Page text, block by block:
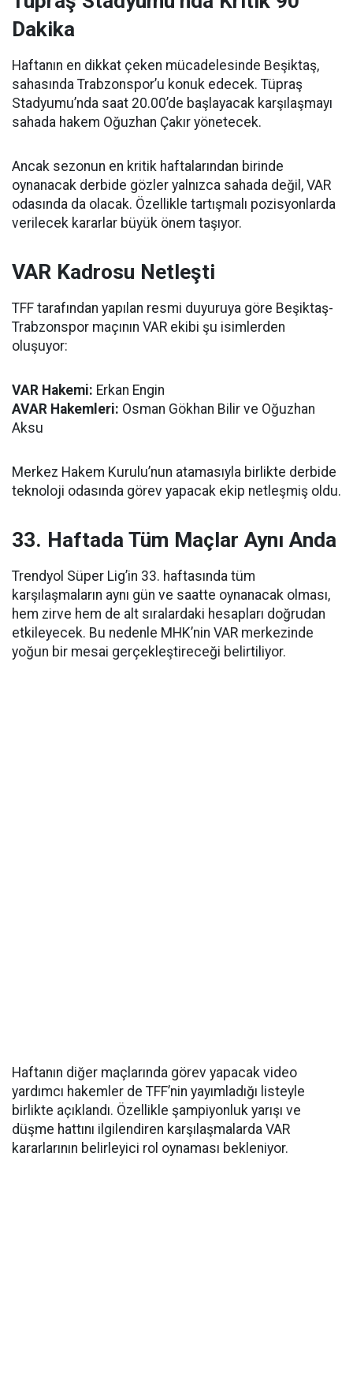
Dakika
Haftanın en dikkat çeken mücadelesinde Beşiktaş,
sahasında Trabzonspor’u konuk edecek. Tüpraş
Stadyumu’nda saat 20.00’de başlayacak karşılaşmayı
sahada hakem Oğuzhan Çakır yönetecek.
Ancak sezonun en kritik haftalarından birinde
oynanacak derbide gözler yalnızca sahada değil, VAR
odasında da olacak. Özellikle tartışmalı pozisyonlarda
verilecek kararlar büyük önem taşıyor.
VAR Kadrosu Netleşti
TFF tarafından yapılan resmi duyuruya göre Beşiktaş-
Trabzonspor maçının VAR ekibi şu isimlerden
oluşuyor:
VAR Hakemi: Erkan Engin
AVAR Hakemleri: Osman Gökhan Bilir ve Oğuzhan
Aksu
Merkez Hakem Kurulu’nun atamasıyla birlikte derbide
teknoloji odasında görev yapacak ekip netleşmiş oldu.
33. Haftada Tüm Maçlar Aynı Anda
Trendyol Süper Lig’in 33. haftasında tüm
karşılaşmaların aynı gün ve saatte oynanacak olması,
hem zirve hem de alt sıralardaki hesapları doğrudan
etkileyecek. Bu nedenle MHK’nin VAR merkezinde
yoğun bir mesai gerçekleştireceği belirtiliyor.
Haftanın diğer maçlarında görev yapacak video
yardımcı hakemler de TFF’nin yayımladığı listeyle
birlikte açıklandı. Özellikle şampiyonluk yarışı ve
düşme hattını ilgilendiren karşılaşmalarda VAR
kararlarının belirleyici rol oynaması bekleniyor.